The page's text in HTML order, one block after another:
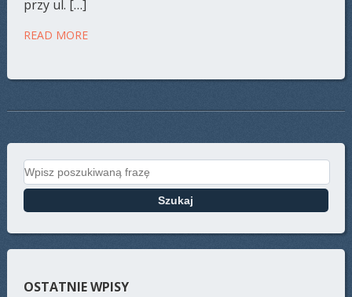
przy ul. […]
READ MORE
Search for:
OSTATNIE WPISY